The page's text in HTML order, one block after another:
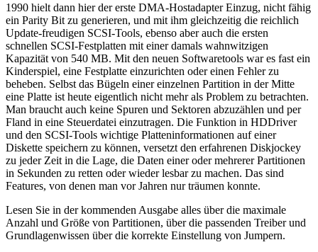
1990 hielt dann hier der erste DMA-Hostadapter Einzug, nicht fähig
ein Parity Bit zu generieren, und mit ihm gleichzeitig die reichlich
Update-freudigen SCSI-Tools, ebenso aber auch die ersten
schnellen SCSI-Festplatten mit einer damals wahnwitzigen
Kapazität von 540 MB. Mit den neuen Softwaretools war es fast ein
Kinderspiel, eine Festplatte einzurichten oder einen Fehler zu
beheben. Selbst das Bügeln einer einzelnen Partition in der Mitte
eine Platte ist heute eigentlich nicht mehr als Problem zu betrachten.
Man braucht auch keine Spuren und Sektoren abzuzählen und per
Fland in eine Steuerdatei einzutragen. Die Funktion in HDDriver
und den SCSI-Tools wichtige Platteninformationen auf einer
Diskette speichern zu können, versetzt den erfahrenen Diskjockey
zu jeder Zeit in die Lage, die Daten einer oder mehrerer Partitionen
in Sekunden zu retten oder wieder lesbar zu machen. Das sind
Features, von denen man vor Jahren nur träumen konnte.
Lesen Sie in der kommenden Ausgabe alles über die maximale
Anzahl und Größe von Partitionen, über die passenden Treiber und
Grundlagenwissen über die korrekte Einstellung von Jumpern.